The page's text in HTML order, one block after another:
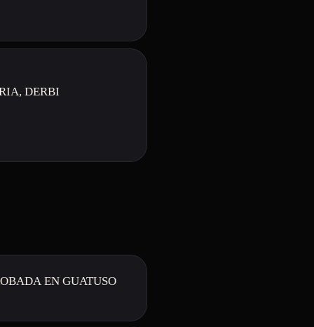
EN GUATUSO